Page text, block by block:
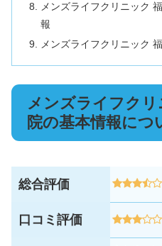
メンズライフクリニック
報
メンズライフクリニック
メンズライフク
院の基本情報につ
総合評価
口コミ評価